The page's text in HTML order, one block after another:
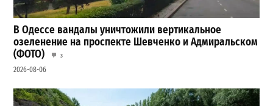
В Одессе вандалы уничтожили вертикальное
озеленение на проспекте Шевченко и Адмиральском
(ФОТО)
3
2026-08-06